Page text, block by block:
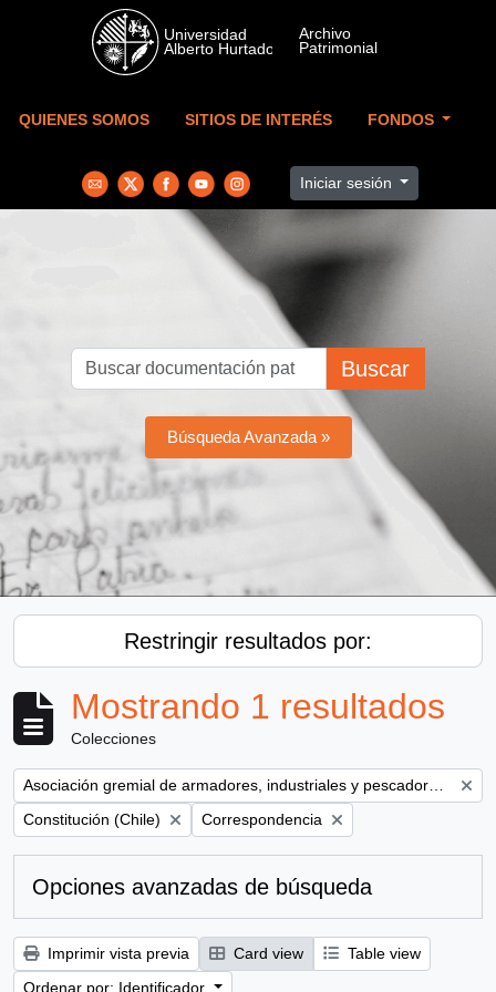
Skip to main content
QUIENES SOMOS SITIOS DE INTERÉS FONDOS
Iniciar sesión
Buscar
Búsqueda Avanzada »
Restringir resultados por:
Mostrando 1 resultados
Colecciones
Remove filter:
Remove filter:
Constitución (Chile) Remove filter:
Correspondencia
Opciones avanzadas de búsqueda
Imprimir vista previa Card view
Table view
Ordenar por: Identificador